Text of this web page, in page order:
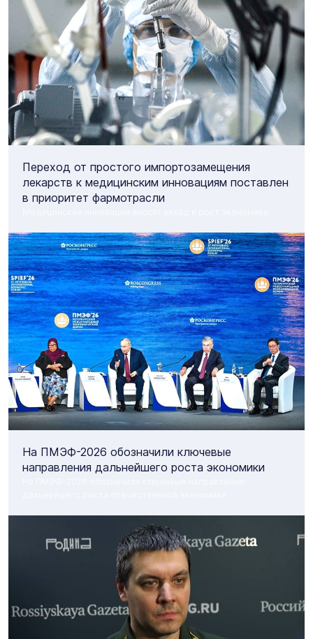
Переход от простого импортозамещения
лекарств к медицинским инновациям поставлен
в приоритет фармотрасли
На ПМЭФ-2026 обозначили ключевые
направления дальнейшего роста экономики